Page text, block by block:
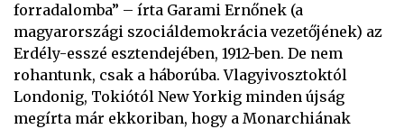
forradalomba” – írta Garami Ernőnek (a
magyarországi szociáldemokrácia vezetőjének) az
Erdély-esszé esztendejében, 1912-ben. De nem
rohantunk, csak a háborúba. Vlagyivosztoktól
Londonig, Tokiótól New Yorkig minden újság
megírta már ekkoriban, hogy a Monarchiának